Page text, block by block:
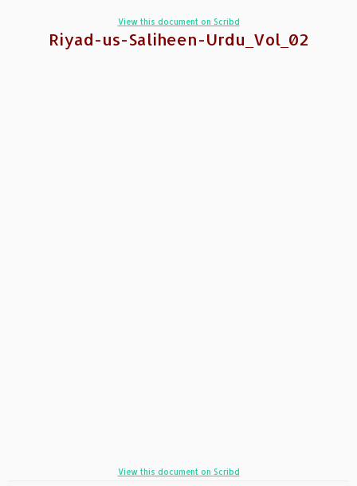
View this document on Scribd
Riyad-us-Saliheen-Urdu_Vol_02
View this document on Scribd